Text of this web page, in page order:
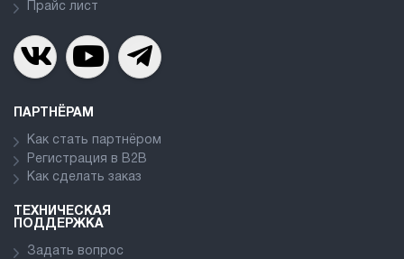
Прайс лист
ПАРТНЁРАМ
Как стать партнёром
Регистрация в В2В
Как сделать заказ
ТЕХНИЧЕСКАЯ
ПОДДЕРЖКА
Задать вопрос